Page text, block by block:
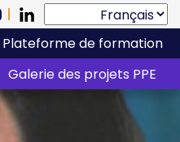
Plateforme de formation
Galerie des projets PPE